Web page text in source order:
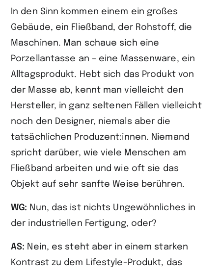
In den Sinn kommen einem ein großes
Gebäude, ein Fließband, der Rohstoff, die
Maschinen. Man schaue sich eine
Porzellantasse an – eine Massenware, ein
Alltagsprodukt. Hebt sich das Produkt von
der Masse ab, kennt man vielleicht den
Hersteller, in ganz seltenen Fällen vielleicht
noch den Designer, niemals aber die
tatsächlichen Produzent:innen. Niemand
spricht darüber, wie viele Menschen am
Fließband arbeiten und wie oft sie das
Objekt auf sehr sanfte Weise berühren.
WG: Nun, das ist nichts Ungewöhnliches in
der industriellen Fertigung, oder?
AS: Nein, es steht aber in einem starken
Kontrast zu dem Lifestyle-Produkt, das